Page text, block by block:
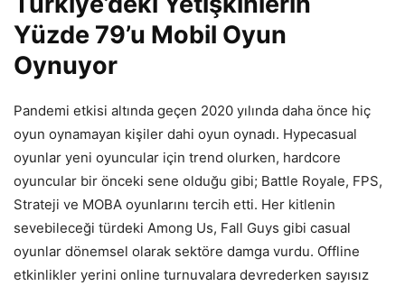
Yüzde 79’u Mobil Oyun
Oynuyor
Pandemi etkisi altında geçen 2020 yılında daha önce hiç
oyun oynamayan kişiler dahi oyun oynadı. Hypecasual
oyunlar yeni oyuncular için trend olurken, hardcore
oyuncular bir önceki sene olduğu gibi; Battle Royale, FPS,
Strateji ve MOBA oyunlarını tercih etti. Her kitlenin
sevebileceği türdeki Among Us, Fall Guys gibi casual
oyunlar dönemsel olarak sektöre damga vurdu. Offline
etkinlikler yerini online turnuvalara devrederken sayısız